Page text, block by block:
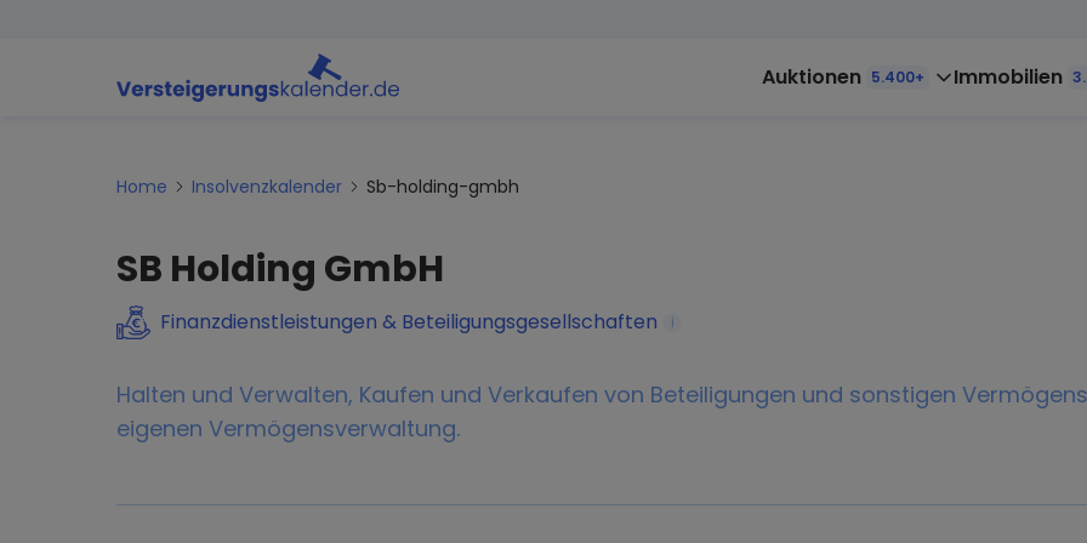
Auktionen 5.400+ Immobilien
Home Insolvenzkalender Sb-holding-gmbh
SB Holding GmbH
Finanzdienstleistungen & Beteiligungsgesellschaften i
Halten und Verwalten, Kaufen und Verkaufen von Beteiligungen und sonstigen
eigenen Vermögensverwaltung.